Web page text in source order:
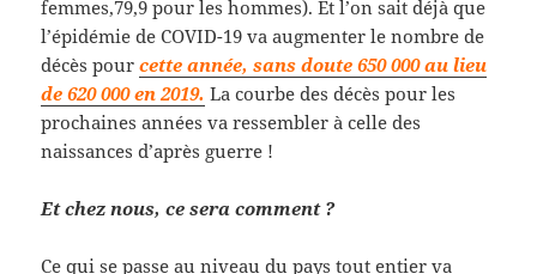
femmes,79,9 pour les hommes). Et l’on sait déjà que
l’épidémie de COVID-19 va augmenter le nombre de
décès pourcette année, sans doute 650 000 au lieu
de 620 000 en 2019. La courbe des décès pour les
prochaines années va ressembler à celle des
naissances d’après guerre !
Et chez nous, ce sera comment ?
Ce qui se passe au niveau du pays tout entier va